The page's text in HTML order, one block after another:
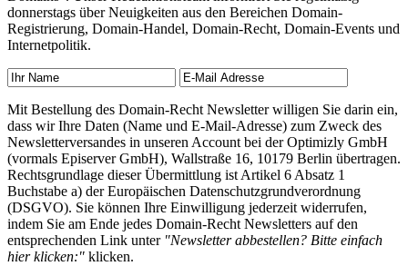
donnerstags über Neuigkeiten aus den Bereichen Domain-
Registrierung, Domain-Handel, Domain-Recht, Domain-Events und
Internetpolitik.
Mit Bestellung des Domain-Recht Newsletter willigen Sie darin ein,
dass wir Ihre Daten (Name und E-Mail-Adresse) zum Zweck des
Newsletterversandes in unseren Account bei der Optimizly GmbH
(vormals Episerver GmbH), Wallstraße 16, 10179 Berlin übertragen.
Rechtsgrundlage dieser Übermittlung ist Artikel 6 Absatz 1
Buchstabe a) der Europäischen Datenschutzgrundverordnung
(DSGVO). Sie können Ihre Einwilligung jederzeit widerrufen,
indem Sie am Ende jedes Domain-Recht Newsletters auf den
entsprechenden Link unter "Newsletter abbestellen? Bitte einfach
hier klicken:" klicken.